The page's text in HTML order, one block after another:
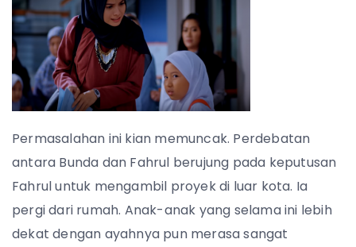
Permasalahan ini kian memuncak. Perdebatan
antara Bunda dan Fahrul berujung pada keputusan
Fahrul untuk mengambil proyek di luar kota. Ia
pergi dari rumah. Anak-anak yang selama ini lebih
dekat dengan ayahnya pun merasa sangat